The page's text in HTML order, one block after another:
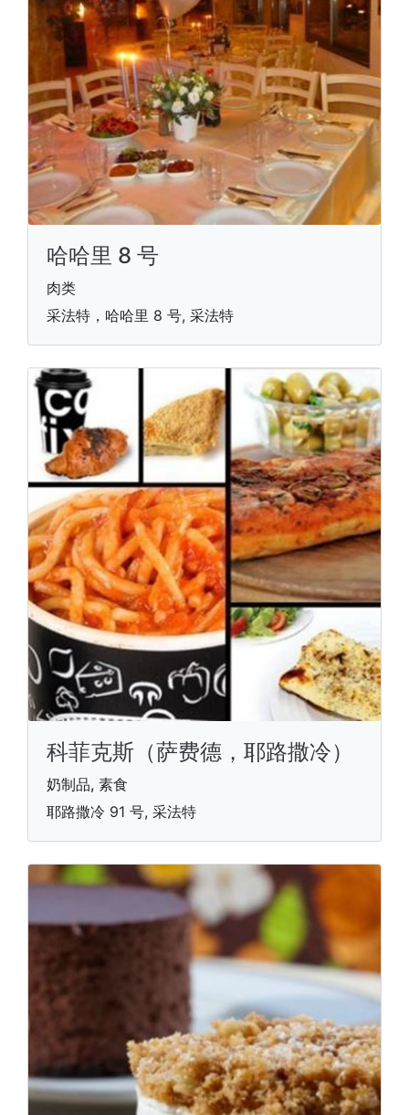
哈哈里 8 号
肉类
采法特，哈哈里 8 号, 采法特
科菲克斯（萨费德，耶路撒冷）
奶制品, 素食
耶路撒冷 91 号, 采法特